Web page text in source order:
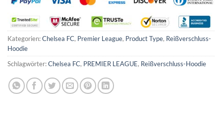
Kategorien:Chelsea FC, Premier League, Product Type, Reißverschluss-
Hoodie
Schlagwörter:Chelsea FC, PREMIER LEAGUE, Reißverschluss-Hoodie